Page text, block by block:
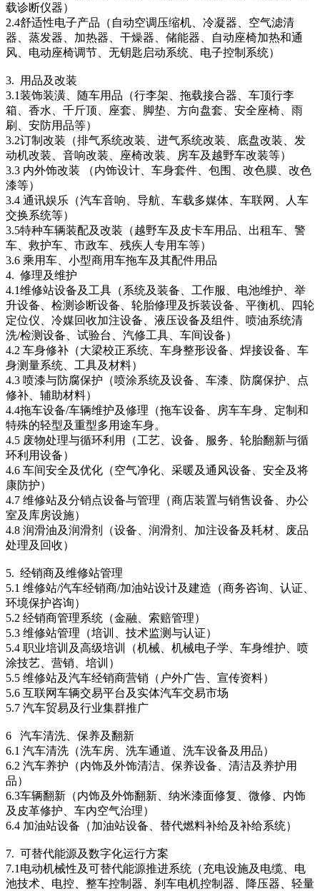
载诊断仪器）
2.4舒适性电子产品（自动空调压缩机、冷凝器、空气滤清
器、蒸发器、加热器、干燥器、储能器、自动座椅加热和通
风、电动座椅调节、无钥匙启动系统、电子控制系统）
3. 用品及改装
3.1装饰装潢、随车用品（行李架、拖载接合器、车顶行李
箱、香水、千斤顶、座套、脚垫、方向盘套、安全座椅、雨
刷、安防用品等）
3.2订制改装（排气系统改装、进气系统改装、底盘改装、发
动机改装、音响改装、座椅改装、房车及越野车改装等）
3.3 内外饰改装 （内饰设计、车身套件、包围、改色膜、改色
漆等）
3.4 通讯娱乐（汽车音响、导航、车载多媒体、车联网、人车
交换系统等）
3.5特种车辆装配及改装（越野车及皮卡车用品、出租车、警
车、救护车、市政车、残疾人专用车等）
3.6 乘用车、小型商用车拖车及其配件用品
4. 修理及维护
4.1维修站设备及工具（系统及装备、工作服、电池维护、举
升设备、检测诊断设备、轮胎修理及拆装设备、平衡机、四轮
定位仪、冷媒回收加注设备、液压设备及组件、喷油系统清
洗/检测设备、试验台、汽修工具、车间设备）
4.2 车身修补（大梁校正系统、车身整形设备、焊接设备、车
身测量系统、工具及材料）
4.3 喷漆与防腐保护（喷涂系统及设备、车漆、防腐保护、点
修补、辅助材料）
4.4拖车设备/车辆维护及修理（拖车设备、房车车身、定制和
特殊的轻型及重型多用途车身。
4.5 废物处理与循环利用（工艺、设备、服务、轮胎翻新与循
环利用设备）
4.6 车间安全及优化（空气净化、采暖及通风设备、安全及将
康防护）
4.7 维修站及分销点设备与管理（商店装置与销售设备、办公
室及库房设施）
4.8 润滑油及润滑剂（设备、润滑剂、加注设备及耗材、废品
处理及回收）
5. 经销商及维修站管理
5.1 维修站/汽车经销商/加油站设计及建造（商务咨询、认证、
环境保护咨询）
5.2 经销商管理系统（金融、索赔管理）
5.3 维修站管理（培训、技术监测与认证）
5.4 职业培训及高级培训（机械、机械电子学、车身维护、喷
涂技艺、营销、培训）
5.5 维修站及汽车经销商营销（户外广告、宣传资料）
5.6 互联网车辆交易平台及实体汽车交易市场
5.7 汽车贸易及行业集群推广
6 汽车清洗、保养及翻新
6.1 汽车清洗（洗车房、洗车通道、洗车设备及用品）
6.2 汽车养护（内饰及外饰清洁、保养设备、清洁及养护用
品）
6.3车辆翻新（内饰及外饰翻新、纳米漆面修复、微修、内饰
及皮革修护、车内空气治理）
6.4 加油站设备（加油站设备、替代燃料补给及补给系统）
7. 可替代能源及数字化运行方案
7.1电动机械性及可替代能源推进系统（充电设施及电缆、电
池技术、电控、整车控制器、刹车电机控制器、降压器、轻量